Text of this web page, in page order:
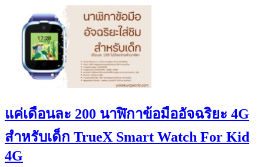
แค่เดือนละ 200 นาฬิกาข้อมืออัจฉริยะ 4G
สำหรับเด็ก TrueX Smart Watch For Kid
4G